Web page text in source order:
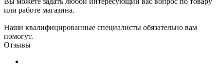
или работе магазина.
Наши квалифицированные специалисты обязательно вам
помогут.
Отзывы